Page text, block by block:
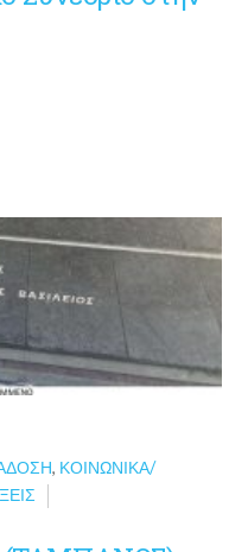
, ΚΟΙΝΩΝΙΚΆ/